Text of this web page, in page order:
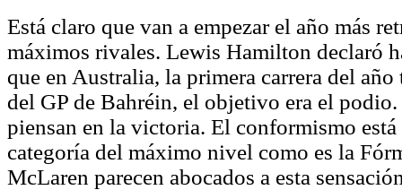
Está claro que van a empezar el año más
máximos rivales. Lewis Hamilton declaró
que en Australia, la primera carrera del año
del GP de Bahréin, el objetivo era el
piensan en la victoria. El conformismo está
categoría del máximo nivel como es la
McLaren parecen abocados a esta